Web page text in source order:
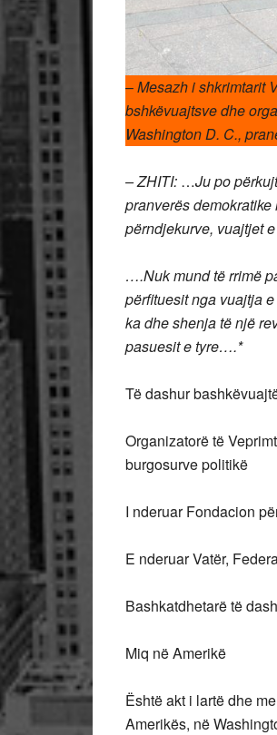
–Mesazh i shkrimtarit
bshkëvuajtsve dhe
Washington D. C.,
– ZHITI: …Ju po
pranverës
përndjekurve, vuajtjet
….Nuk mund të rrimë
përfituesit nga vuajtja
ka dhe shenja të një
pasuesit e tyre….*
Të dashur
Organizatorë të
burgosurve politikë
I nderuar Fondacion
E nderuar Vatër,
Bashkatdhetarë të
Miq në Amerikë
Është akt i lartë dhe
Amerikës, në